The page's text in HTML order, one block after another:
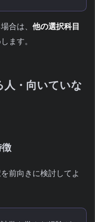
合は、 他の選択科目
ます。
人・向いていな
徴
前向きに検討してよ